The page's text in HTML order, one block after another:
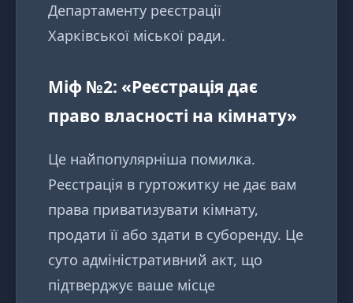
Департаменту реєстрації
Харківської міської ради.
Міф №2: «Реєстрація дає
право власності на кімнату»
Це найпопулярніша помилка.
Реєстрація в гуртожитку не дає вам
права приватизувати кімнату,
продати її або здати в суборенду. Це
суто адміністративний акт, що
підтверджує ваше місце